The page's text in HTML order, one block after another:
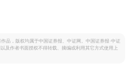
品，版权均属于中国证券报、中证网。中国证券报·中证
及作者书面授权不得转载、摘编或利用其它方式使用上